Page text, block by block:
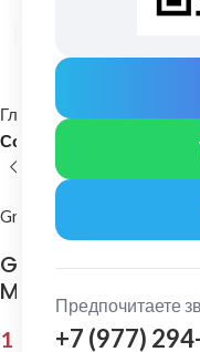
Предпочитаете
+7 (977)
Главная Фасадные
Софит
Grand Line
Grand Line: Софит
Matt 0,5 мм Ral
1 660,00 ₽